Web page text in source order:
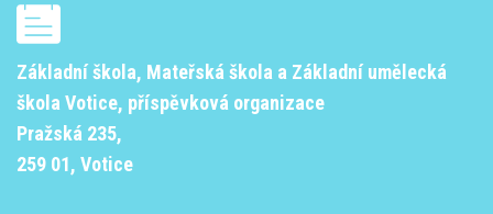
Základní škola, Mateřská škola a Základní umělecká
škola Votice, příspěvková organizace
Pražská 235,
259 01, Votice